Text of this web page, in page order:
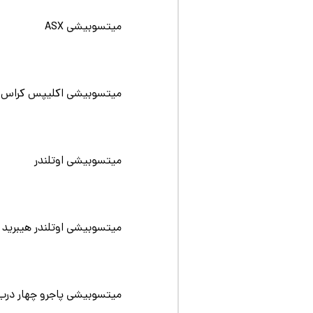
میتسوبیشی ASX
میتسوبیشی اکلیپس کراس
میتسوبیشی اوتلندر
میتسوبیشی اوتلندر هیبرید
میتسوبیشی پاجرو چهار